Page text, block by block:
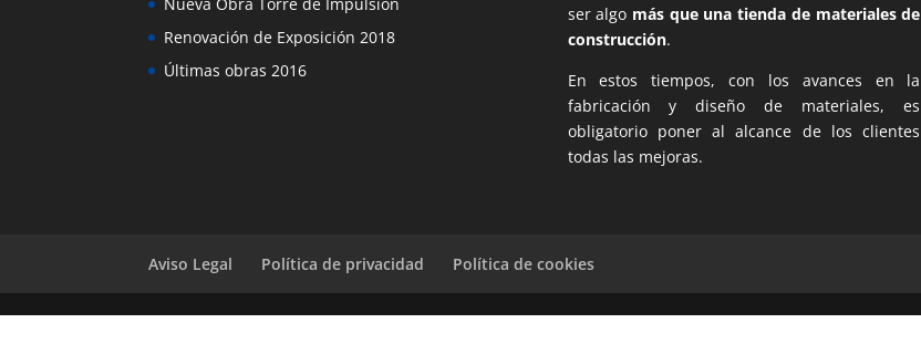
Renovación de Exposición 2018
Últimas obras 2016
ser algo más que una tienda de materiales de
construcción.
En estos tiempos, con los avances en la
fabricación y diseño de materiales, es
obligatorio poner al alcance de los clientes
todas las mejoras.
Aviso Legal Política de privacidad Política de cookies